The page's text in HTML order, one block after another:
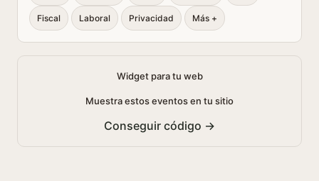
Fiscal Laboral Privacidad Más +
Widget para tu web
Muestra estos eventos en tu sitio
Conseguir código →